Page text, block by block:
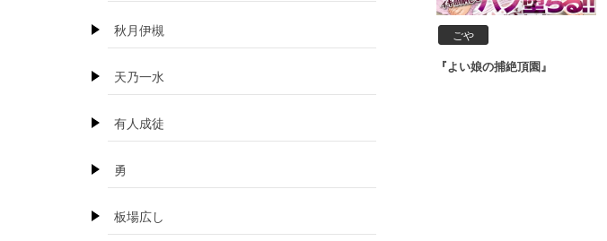
ごや
『よい娘の捕絶頂園』
秋月伊槻
天乃一水
有人成徒
勇
板場広し